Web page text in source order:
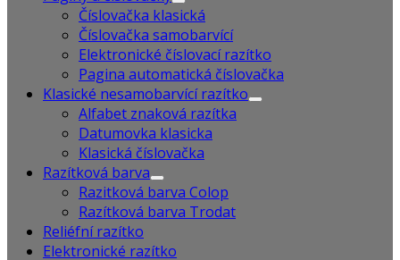
Číslovačka klasická
Číslovačka samobarvící
Elektronické číslovací razítko
Pagina automatická číslovačka
Klasické nesamobarvící razítko
Alfabet znaková razítka
Datumovka klasicka
Klasická číslovačka
Razítková barva
Razitková barva Colop
Razítková barva Trodat
Reliéfní razítko
Elektronické razítko